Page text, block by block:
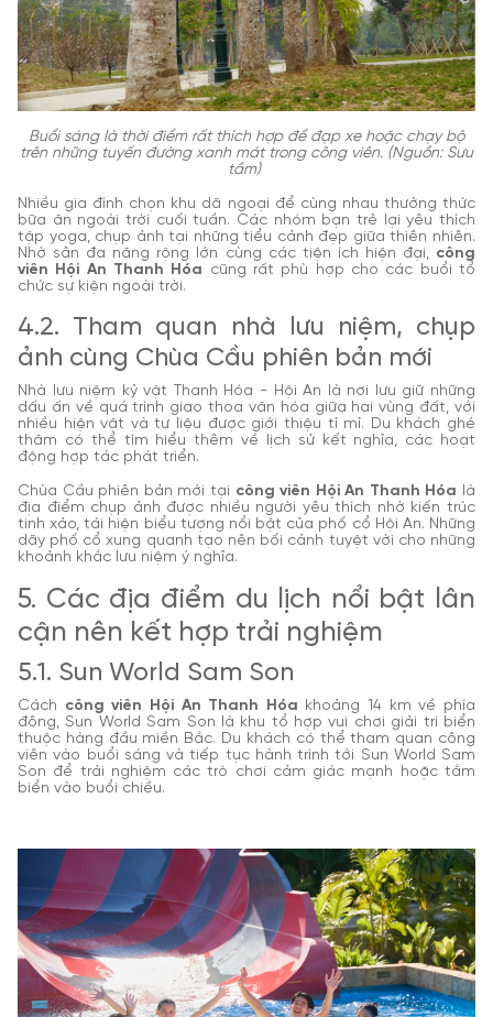
Buổi sáng là thời điểm rất thích hợp để đạp xe hoặc chạy bộ
trên những tuyến đường xanh mát trong công viên. (Nguồn: Sưu
tầm)
Nhiều gia đình chọn khu dã ngoại để cùng nhau thưởng thức
bữa ăn ngoài trời cuối tuần. Các nhóm bạn trẻ lại yêu thích
tập yoga, chụp ảnh tại những tiểu cảnh đẹp giữa thiên nhiên.
Nhờ sân đa năng rộng lớn cùng các tiện ích hiện đại, công
viên Hội An Thanh Hóa cũng rất phù hợp cho các buổi tổ
chức sự kiện ngoài trời.
4.2. Tham quan nhà lưu niệm, chụp
ảnh cùng Chùa Cầu phiên bản mới
Nhà lưu niệm kỷ vật Thanh Hóa - Hội An là nơi lưu giữ những
dấu ấn về quá trình giao thoa văn hóa giữa hai vùng đất, với
nhiều hiện vật và tư liệu được giới thiệu tỉ mỉ. Du khách ghé
thăm có thể tìm hiểu thêm về lịch sử kết nghĩa, các hoạt
động hợp tác phát triển.
Chùa Cầu phiên bản mới tại công viên Hội An Thanh Hóa là
địa điểm chụp ảnh được nhiều người yêu thích nhờ kiến trúc
tinh xảo, tái hiện biểu tượng nổi bật của phố cổ Hội An. Những
dãy phố cổ xung quanh tạo nên bối cảnh tuyệt vời cho những
khoảnh khắc lưu niệm ý nghĩa.
5. Các địa điểm du lịch nổi bật lân
cận nên kết hợp trải nghiệm
5.1. Sun World Sam Son
Cách công viên Hội An Thanh Hóa khoảng 14 km về phía
đông, Sun World Sam Son là khu tổ hợp vui chơi giải trí biển
thuộc hàng đầu miền Bắc. Du khách có thể tham quan công
viên vào buổi sáng và tiếp tục hành trình tới Sun World Sam
Son để trải nghiệm các trò chơi cảm giác mạnh hoặc tắm
biển vào buổi chiều.